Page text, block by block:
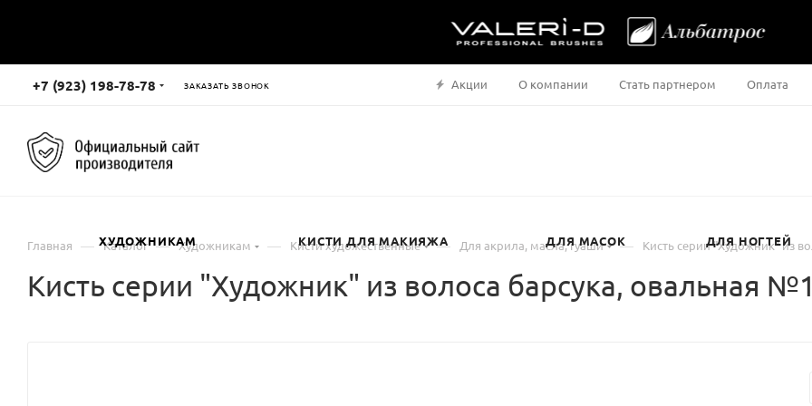
+7 (923) 198-78-78 ЗАКАЗАТЬ ЗВОНОК Акции О компании Стать партнером Оплата
ХУДОЖНИКАМ КИСТИ ДЛЯ МАКИЯЖА ДЛЯ МАСОК ДЛЯ НОГТЕЙ
Главная — Каталог — Художникам — Кисти художественные — Для акрила, масла, гуаши — Кисть серии "Художник" из
Кисть серии "Художник" из волоса барсука, овальная